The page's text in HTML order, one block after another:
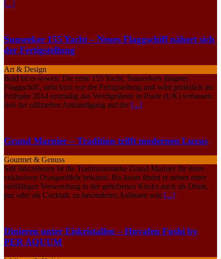
[...]
Sunseeker 155 Yacht – Neues Flaggschiff nähert sich
der Fertigstellung
Art & Design
Bald ist es soweit: Die erste 155 Yacht, Sunseekers jüngstes
Flaggschiff, steht kurz vor der Fertigstellung und wird pünktlich im
Frühjahr 2014 erstmalig das Werftgelände in Poole (UK) verlassen.
Seit der offiziellen Ankündigung auf der [...]
Grand Marnier – Tradition trifft modernen Luxus
Gourmet & Genuss
Seit Jahrzehnten ist die Traditionsmarke Grand Marnier für ihren
exklusiven Orangenlikör bekannt. Bis heute findet er neben einer
vielfältigen Verwendung in der gehobenen Küche auch als Drink,
pur oder als Cocktail, zu besonderen Anlässen sein [...]
Dinieren unter Eiskristallen – Huvafen Fushi by
PER AQUUM